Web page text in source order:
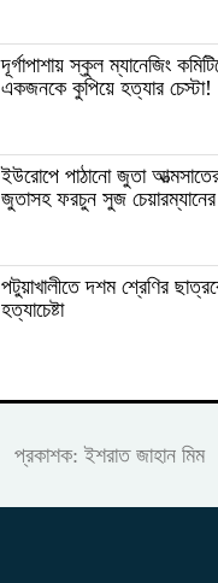
দূর্গাপাশায় স্কুল ম্যানেজিং
একজনকে কুপিয়ে হত্যার চেস্টা!
ইউরোপে পাঠানো জুতা আত্মসাতের
জুতাসহ ফরচুন সুজ
পটুয়াখালীতে দশম শ্রেণির
হত্যাচেষ্টা
প্রকাশক: ইশরাত জাহান মিম